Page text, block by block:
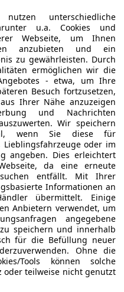
Richtigkeit der Angaben
Nach Oben
Online-Automarkt.
unterschiedliche
u.a. Cookies und
Webseite, um Ihnen
anzubieten und ein
zu gewährleisten. Durch
ermöglichen wir die
- etwa, um Ihre
Besuch fortzusetzen,
Ihrer Nähe anzuzeigen
und Nachrichten
Wir speichern
wenn Sie diese für
Lieblingsfahrzeuge oder im
angeben. Dies erleichtert
da eine erneute
entfällt. Mit Ihrer
Informationen an
übermittelt. Einige
Anbietern verwendet, um
angegebene
speichern und innerhalb
für die Befüllung neuer
Ohne die
Tools können solche
oder teilweise nicht genutzt